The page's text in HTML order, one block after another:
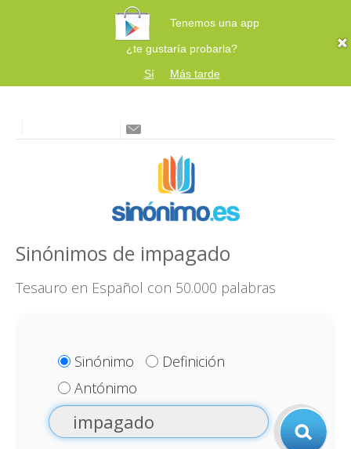
Tenemos una app
¿te gustaría probarla?
Sí
Más tarde
Sinónimos de impagado
Tesauro en Español con 50.000 palabras
Sinónimo
Definición
Antónimo